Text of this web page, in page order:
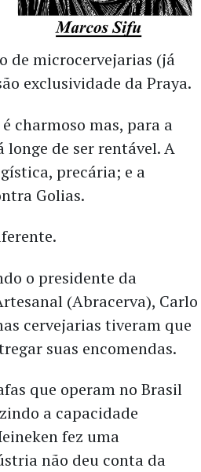
de microcervejarias (já
exclusividade da Praya.
charmoso mas, para a
longe de ser rentável. A
precária; e a
Golias.
o presidente da
(Abracerva), Carlo
cervejarias tiveram que
suas encomendas.
que operam no Brasil
a capacidade
fez uma
não deu conta da